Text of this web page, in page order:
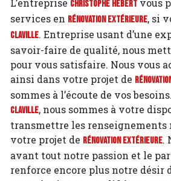
L’entreprise Christophe Hébert vous
services en Rénovation extérieure, si
Claville. Entreprise usant d’une
savoir-faire de qualité, nous
pour vous satisfaire. Nous vous
ainsi dans votre projet de
sommes à l’écoute de vos
Claville, nous sommes à votre
transmettre les renseignements
votre projet de Rénovation extérieure.
avant tout notre passion et le
renforce encore plus notre désir